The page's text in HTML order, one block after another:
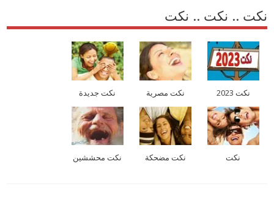
نكت .. نكت .. نكت
نكت 2023 نكت مصرية نكت جديدة
نكت نكت مضحكة نكت محششين